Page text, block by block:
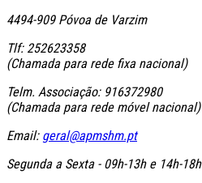
4494-909 Póvoa de Varzim
Tlf: 252623358
(Chamada para rede fixa nacional)
Telm. Associação: 916372980
(Chamada para rede móvel nacional)
Email: geral@apmshm.pt
Segunda a Sexta - 09h-13h e 14h-18h